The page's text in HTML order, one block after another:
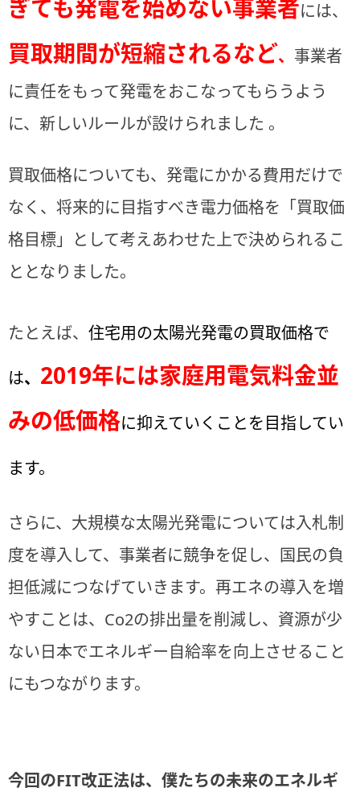
ぎても発電を始めない事業者には、
買取期間が短縮されるなど、 事業者
に責任をもって発電をおこなってもらうよう
に、新しいルールが設けられました 。
買取価格についても、発電にかかる費用だけで
なく、将来的に目指すべき電力価格を「買取価
格目標」として考えあわせた上で決められるこ
ととなりました。
たとえば、 住宅用の太陽光発電の買取価格で
は、 2019年には家庭用電気料金並
みの低価格に抑えていくことを目指してい
ます。
さらに、大規模な太陽光発電については入札制
度を導入して、事業者に競争を促し、国民の負
担低減につなげていきます。再エネの導入を増
やすことは、Co2の排出量を削減し、資源が少
ない日本でエネルギー自給率を向上させること
にもつながります。
今回のFIT改正法は、僕たちの未来のエネルギ